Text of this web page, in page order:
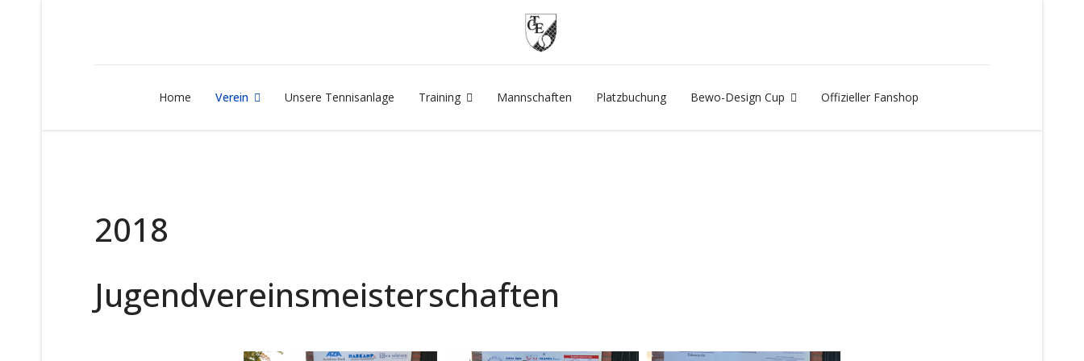
Home Verein Unsere Tennisanlage Training Mannschaften Platzbuchung Bewo-Design Cup Offizieller Fanshop
2018
Jugendvereinsmeisterschaften